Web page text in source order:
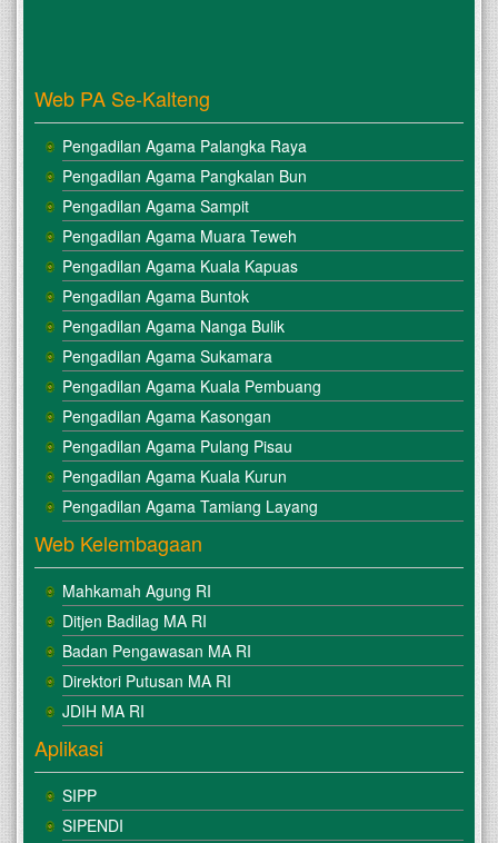
Web PA Se-Kalteng
Pengadilan Agama Palangka Raya
Pengadilan Agama Pangkalan Bun
Pengadilan Agama Sampit
Pengadilan Agama Muara Teweh
Pengadilan Agama Kuala Kapuas
Pengadilan Agama Buntok
Pengadilan Agama Nanga Bulik
Pengadilan Agama Sukamara
Pengadilan Agama Kuala Pembuang
Pengadilan Agama Kasongan
Pengadilan Agama Pulang Pisau
Pengadilan Agama Kuala Kurun
Pengadilan Agama Tamiang Layang
Web Kelembagaan
Mahkamah Agung RI
Ditjen Badilag MA RI
Badan Pengawasan MA RI
Direktori Putusan MA RI
JDIH MA RI
Aplikasi
SIPP
SIPENDI